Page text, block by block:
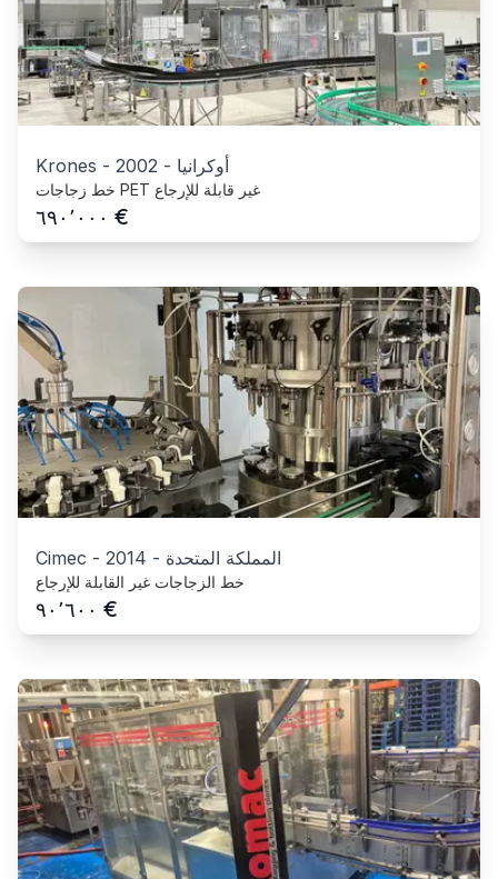
Krones - 2002 - أوكرانيا
خط زجاجات PET غير قابلة للإرجاع
٦٩٠٬٠٠٠ €
Cimec - 2014 - المملكة المتحدة
خط الزجاجات غير القابلة للإرجاع
٩٠٬٦٠٠ €